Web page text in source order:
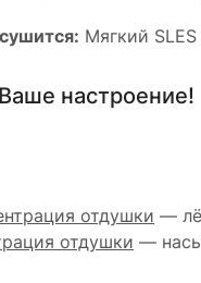
Мягкий
настроение!
отдушки —
отдушки —